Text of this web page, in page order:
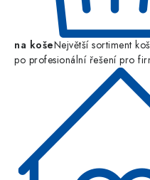
na košeNejvětší sortiment
po profesionální řešení pro